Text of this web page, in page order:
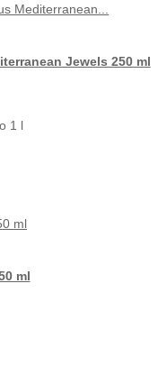
Jewels 250 ml
1 l
ml